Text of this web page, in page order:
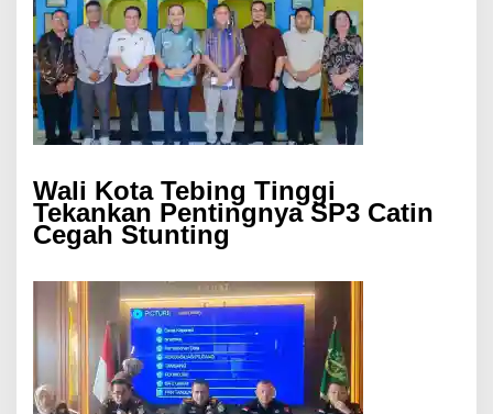
Wali Kota Tebing Tinggi
Tekankan Pentingnya SP3 Catin
Cegah Stunting